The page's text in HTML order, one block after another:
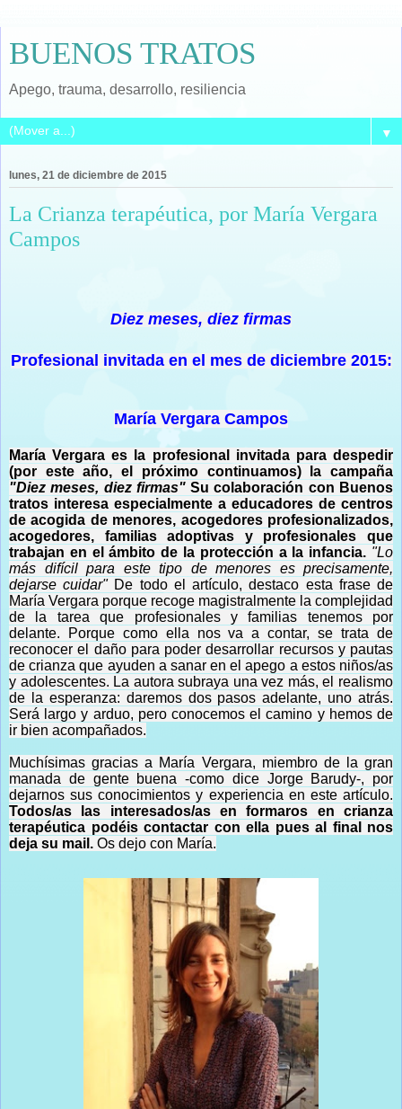
BUENOS TRATOS
Apego, trauma, desarrollo, resiliencia
▼
lunes, 21 de diciembre de 2015
La Crianza terapéutica, por María Vergara
Campos
Diez meses, diez firmas
Profesional invitada en el mes de diciembre 2015:
María Vergara Campos
María Vergara es la profesional invitada para despedir
(por este año, el próximo continuamos) la campaña
"Diez meses, diez firmas"Su colaboración con Buenos
tratos interesa especialmente a educadores de centros
de acogida de menores, acogedores profesionalizados,
acogedores, familias adoptivas y profesionales que
trabajan en el ámbito de la protección a la infancia. "Lo
más difícil para este tipo de menores es precisamente,
dejarse cuidar" De todo el artículo, destaco esta frase de
María Vergara porque recoge magistralmente la complejidad
de la tarea que profesionales y familias tenemos por
delante. Porque como ella nos va a contar, se trata de
reconocer el daño para poder desarrollar recursos y pautas
de crianza que ayuden a sanar en el apego a estos niños/as
y adolescentes. La autora subraya una vez más, el realismo
de la esperanza: daremos dos pasos adelante, uno atrás.
Será largo y arduo, pero conocemos el camino y hemos de
ir bien acompañados.
Muchísimas gracias a María Vergara, miembro de la gran
manada de gente buena -como dice Jorge Barudy-, por
dejarnos sus conocimientos y experiencia en este artículo.
Todos/as las interesados/as en formaros en crianza
terapéutica podéis contactar con ella pues al final nos
deja su mail. Os dejo con María.